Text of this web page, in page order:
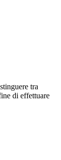
tra
di effettuare